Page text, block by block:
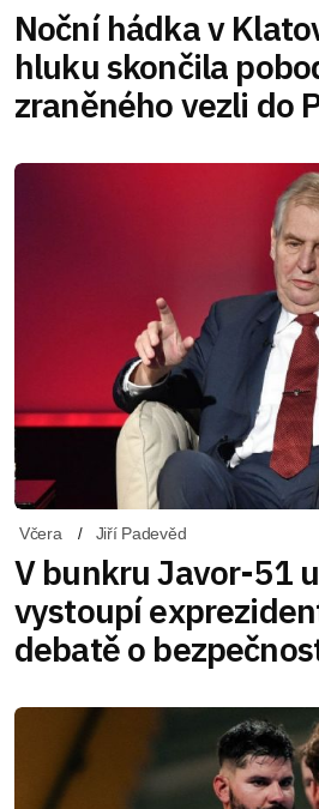
Noční hádka v
hluku skončila
zraněného vezli do
Včera Jiří Padevěd
V bunkru Javor-51
vystoupí
debatě o